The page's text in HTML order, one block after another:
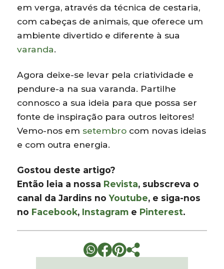
em verga, através da técnica de cestaria,
com cabeças de animais, que oferece um
ambiente divertido e diferente à sua
varanda.
Agora deixe-se levar pela criatividade e
pendure-a na sua varanda. Partilhe
connosco a sua ideia para que possa ser
fonte de inspiração para outros leitores!
Vemo-nos em setembro com novas ideias
e com outra energia.
Gostou deste artigo?
Então leia a nossa Revista, subscreva o
canal da Jardins noYoutube, e siga-nos
no Facebook, Instagram e Pinterest.